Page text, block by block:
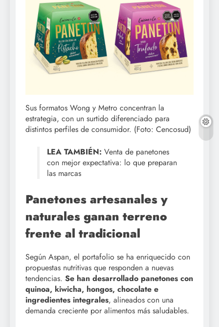
Sus formatos Wong y Metro concentran la
estrategia, con un surtido diferenciado para
distintos perfiles de consumidor. (Foto: Cencosud)
LEA TAMBIÉN: Venta de panetones
con mejor expectativa: lo que preparan
las marcas
Panetones artesanales y
naturales ganan terreno
frente al tradicional
Según Aspan, el portafolio se ha enriquecido con
propuestas nutritivas que responden a nuevas
tendencias. Se han desarrollado panetones con
quinoa, kiwicha, hongos, chocolate e
ingredientes integrales, alineados con una
demanda creciente por alimentos más saludables.